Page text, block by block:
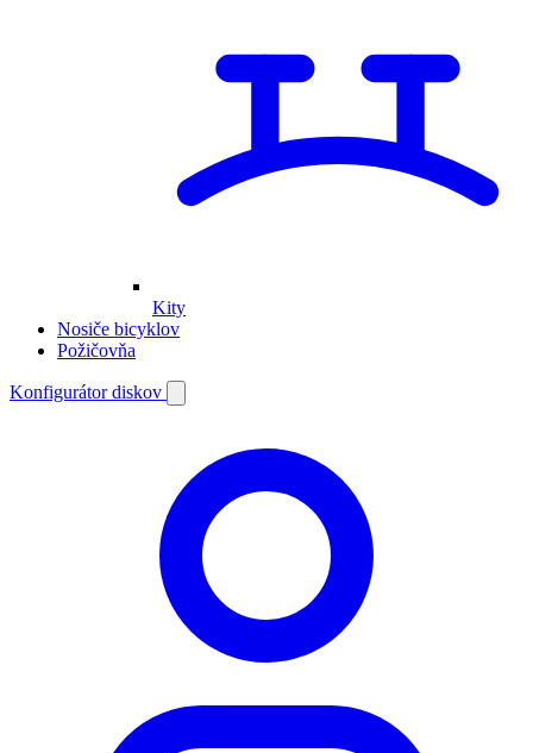
Kity
Nosiče bicyklov
Požičovňa
Konfigurátor diskov
vyhľadávanie
Môj
účet